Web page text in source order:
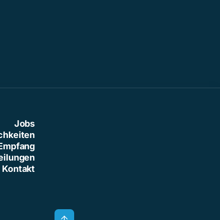
Jobs
Kontakt